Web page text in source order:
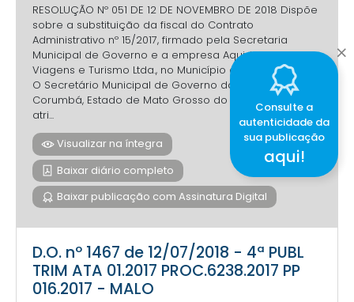
RESOLUÇÃO Nº 051 DE 12 DE NOVEMBRO DE 2018 Dispõe
sobre a substituição da fiscal do Contrato
Administrativo nº 15/2017, firmado pela Secretaria
Municipal de Governo e a empresa Aquidauana
Viagens e Turismo Ltda., no Município de Corumbá-MS.
O Secretário Municipal de Governo do Município de
Corumbá, Estado de Mato Grosso do Sul, no uso das
atri...
Visualizar na íntegra
Baixar diário completo
Baixar publicação com Assinatura Digital
D.O. nº 1467 de 12/07/2018 - 4ª PUBL
TRIM ATA 01.2017 PROC.6238.2017 PP
016.2017 - MALO
Consulte a
autenticidade da
sua publicação
aqui!